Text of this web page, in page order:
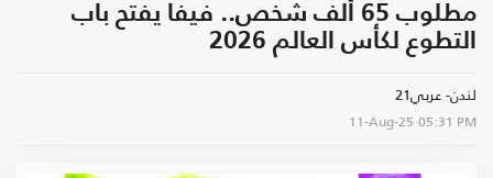
مطلوب 65 ألف شخص.. فيفا يفتح باب
التطوع لكأس العالم 2026
لندن- عربي21
11-Aug-25 05:31 PM